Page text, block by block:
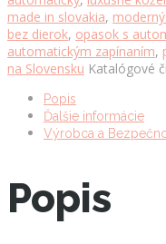
made in slovakia,
bez dierok, opasok s
automatickým zapínaním,
na Slovensku Katalógové
Popis
Ďalšie informácie
Výrobca a
Popis